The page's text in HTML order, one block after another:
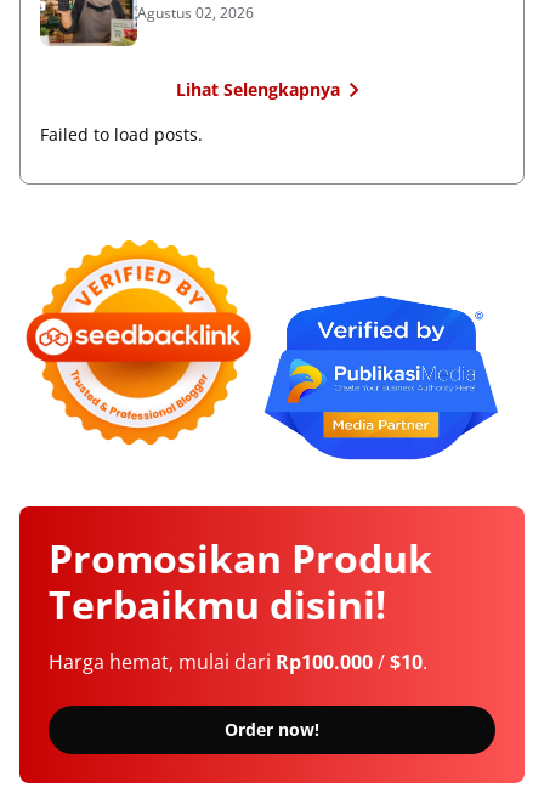
Agustus 02, 2026
Lihat Selengkapnya
Failed to load posts.
Promosikan Produk
Terbaikmu disini!
Harga hemat, mulai dari Rp100.000/$10.
Order now!